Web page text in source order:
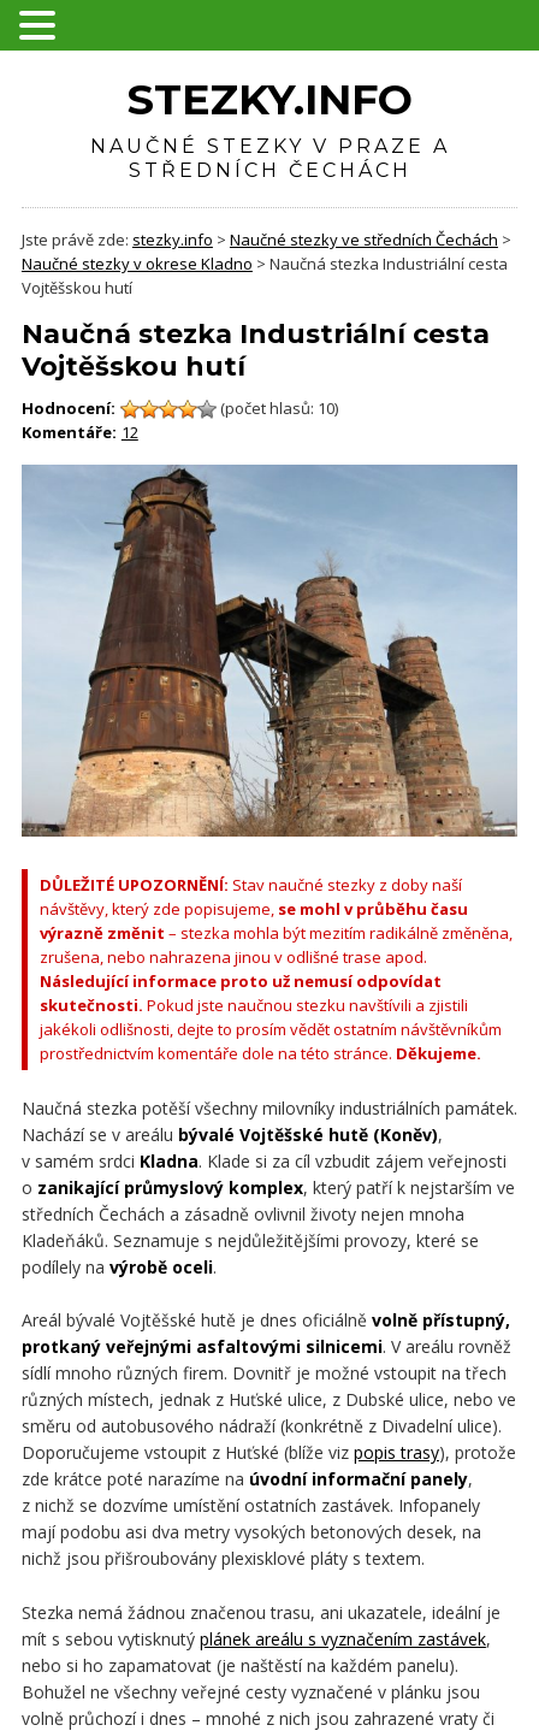
STEZKY.INFO
NAUČNÉ STEZKY V PRAZE A
STŘEDNÍCH ČECHÁCH
Jste právě zde: stezky.info > Naučné stezky ve středních Čechách >
Naučné stezky v okrese Kladno > Naučná stezka Industriální cesta
Vojtěšskou hutí
Naučná stezka Industriální cesta
Vojtěšskou hutí
Hodnocení:
(počet hlasů: 10)
Komentáře: 12
DŮLEŽITÉ UPOZORNĚNÍ: Stav naučné stezky z doby naší
návštěvy, který zde popisujeme, se mohl v průběhu času
výrazně změnit – stezka mohla být mezitím radikálně změněna,
zrušena, nebo nahrazena jinou v odlišné trase apod.
Následující informace proto už nemusí odpovídat
skutečnosti. Pokud jste naučnou stezku navštívili a zjistili
jakékoli odlišnosti, dejte to prosím vědět ostatním návštěvníkům
prostřednictvím komentáře dole na této stránce. Děkujeme.
Naučná stezka potěší všechny milovníky industriálních památek.
Nachází se v areálu bývalé Vojtěšské hutě (Koněv),
v samém srdci Kladna. Klade si za cíl vzbudit zájem veřejnosti
o zanikající průmyslový komplex, který patří k nejstarším ve
středních Čechách a zásadně ovlivnil životy nejen mnoha
Kladeňáků. Seznamuje s nejdůležitějšími provozy, které se
podílely na výrobě oceli.
Areál bývalé Vojtěšské hutě je dnes oficiálně volně přístupný,
protkaný veřejnými asfaltovými silnicemi. V areálu rovněž
sídlí mnoho různých firem. Dovnitř je možné vstoupit na třech
různých místech, jednak z Huťské ulice, z Dubské ulice, nebo ve
směru od autobusového nádraží (konkrétně z Divadelní ulice).
Doporučujeme vstoupit z Huťské (blíže viz popis trasy), protože
zde krátce poté narazíme na úvodní informační panely,
z nichž se dozvíme umístění ostatních zastávek. Infopanely
mají podobu asi dva metry vysokých betonových desek, na
nichž jsou přišroubovány plexisklové pláty s textem.
Stezka nemá žádnou značenou trasu, ani ukazatele, ideální je
mít s sebou vytisknutý plánek areálu s vyznačením zastávek,
nebo si ho zapamatovat (je naštěstí na každém panelu).
Bohužel ne všechny veřejné cesty vyznačené v plánku jsou
volně průchozí i dnes – mnohé z nich jsou zahrazené vraty či